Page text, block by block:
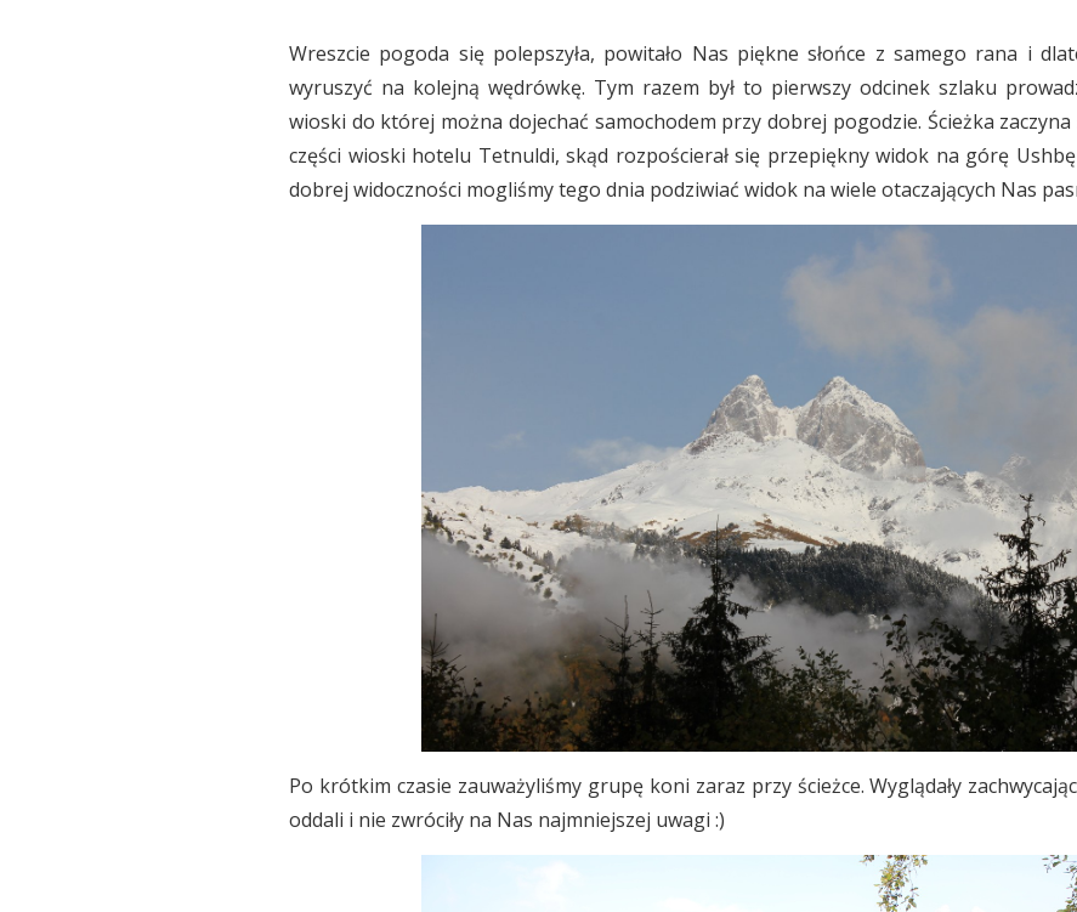
Wreszcie pogoda się polepszyła, powitało Nas piękne słońce z samego rana i
wyruszyć na kolejną wędrówkę. Tym razem był to pierwszy odcinek szlaku
wioski do której można dojechać samochodem przy dobrej pogodzie. Ścieżka
części wioski hotelu Tetnuldi, skąd rozpościerał się przepiękny widok na górę
dobrej widoczności mogliśmy tego dnia podziwiać widok na wiele otaczających Nas
Po krótkim czasie zauważyliśmy grupę koni zaraz przy ścieżce. Wyglądały
oddali i nie zwróciły na Nas najmniejszej uwagi :)